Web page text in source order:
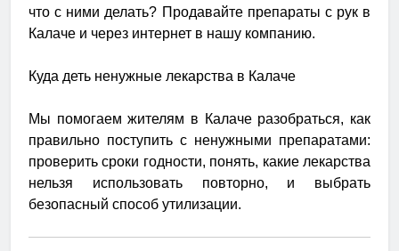
что с ними делать? Продавайте препараты с рук в
Калаче и через интернет в нашу компанию.
Куда деть ненужные лекарства в Калаче
Мы помогаем жителям в Калаче разобраться, как
правильно поступить с ненужными препаратами:
проверить сроки годности, понять, какие лекарства
нельзя использовать повторно, и выбрать
безопасный способ утилизации.